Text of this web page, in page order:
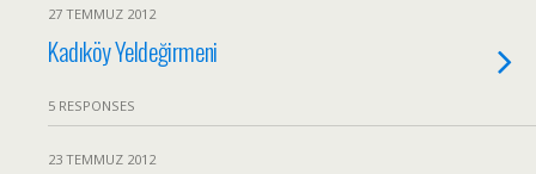
27 TEMMUZ 2012
Kadıköy Yeldeğirmeni
5 RESPONSES
23 TEMMUZ 2012